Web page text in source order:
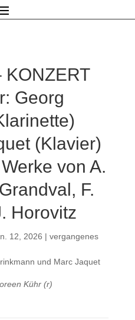
KONZERT
Georg
(Klavier)
von A.
F.
Horovitz
12, 2026 | vergangenes
Kühr (r)